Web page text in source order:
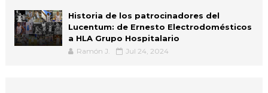
Historia de los patrocinadores del
Lucentum: de Ernesto Electrodomésticos
a HLA Grupo Hospitalario
Ramón J. Jul 24, 2024